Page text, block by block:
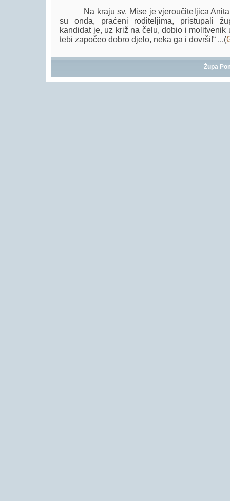
Na kraju sv. Mise je vjeroučiteljica Anita
su onda, praćeni roditeljima, pristupali
kandidat je, uz križ na čelu, dobio i molitvenik
tebi započeo dobro djelo, neka ga i dovrši!“ ...(
Župa